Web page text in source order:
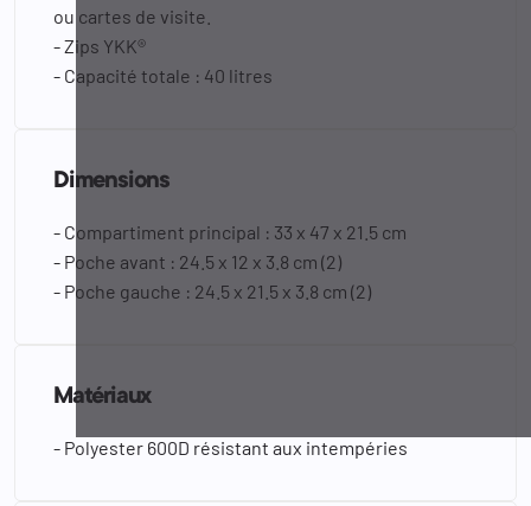
ou cartes de visite.
- Zips YKK®
- Capacité totale : 40 litres
Dimensions
- Compartiment principal : 33 x 47 x 21.5 cm
- Poche avant : 24.5 x 12 x 3.8 cm (2)
- Poche gauche : 24.5 x 21.5 x 3.8 cm (2)
Matériaux
- Polyester 600D résistant aux intempéries